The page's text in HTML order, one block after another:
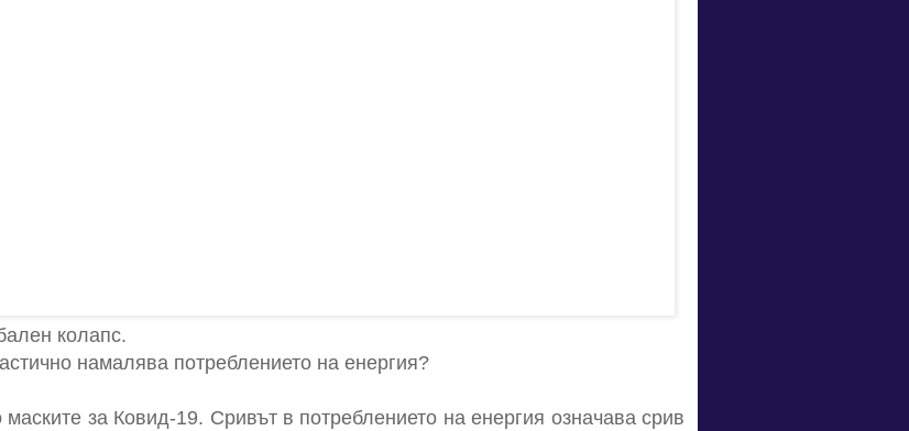
колапс.
намалява потреблението на енергия?
за Ковид-19. Сривът в потреблението на енергия означава срив